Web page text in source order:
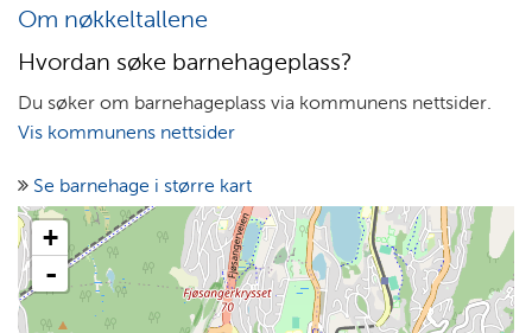
Om nøkkeltallene
Hvordan søke barnehageplass?
Du søker om barnehageplass via kommunens nettsider.
Vis kommunens nettsider
Se barnehage i større kart
+
-